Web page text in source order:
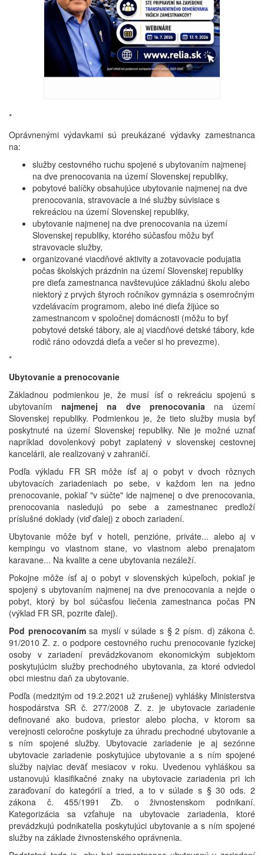
*
Oprávnenými výdavkami sú preukázané výdavky zamestnanca
na:
služby cestovného ruchu spojené s ubytovaním najmenej
na dve prenocovania na území Slovenskej republiky,
pobytové balíčky obsahujúce ubytovanie najmenej na dve
prenocovania, stravovacie a iné služby súvisiace s
rekreáciou na území Slovenskej republiky,
ubytovanie najmenej na dve prenocovania na území
Slovenskej republiky, ktorého súčasťou môžu byť
stravovacie služby,
organizované viacdňové aktivity a zotavovacie podujatia
počas školských prázdnin na území Slovenskej republiky
pre dieťa zamestnanca navštevujúce základnú školu alebo
niektorý z prvých štyroch ročníkov gymnázia s osemročným
vzdelávacím programom, alebo iné dieťa žijúce so
zamestnancom v spoločnej domácnosti (môžu to byť
pobytové detské tábory, ale aj viacdňové detské tábory, kde
rodič ráno odovzdá dieťa a večer si ho prevezme).
*
Ubytovanie a prenocovanie
Základnou podmienkou je, že musí ísť o rekreáciu spojenú s
ubytovanímnajmenej na dve prenocovaniana území
Slovenskej republiky. Podmienkou je, že tieto služby musia byť
poskytnuté na území Slovenskej republiky. Nie je možné uznať
napríklad dovolenkový pobyt zaplatený v slovenskej cestovnej
kancelárii, ale realizovaný v zahraničí.
Podľa výkladu FR SR môže ísť aj o pobyt v dvoch rôznych
ubytovacích zariadeniach po sebe, v každom len na jedno
prenocovanie, pokiaľ "v súčte" ide najmenej o dve prenocovania,
prenocovania nasledujú po sebe a zamestnanec predloží
príslušné doklady (viď ďalej) z oboch zariadení.
Ubytovanie môže byť v hoteli, penzióne, priváte... alebo aj v
kempingu vo vlastnom stane, vo vlastnom alebo prenajatom
karavane... Na kvalite a cene ubytovania nezáleží.
Pokojne môže ísť aj o pobyt v slovenských kúpeľoch, pokiaľ je
spojený s ubytovaním najmenej na dve prenocovania a nejde o
pobyt, ktorý by bol súčasťou liečenia zamestnanca počas PN
(výklad FR SR, pozrite ďalej).
Pod prenocovanímsa myslí v súlade s § 2 písm. d) zákona č.
91/2010 Z. z. o podpore cestovného ruchu prenocovanie fyzickej
osoby v zariadení prevádzkovanom ekonomickým subjektom
poskytujúcim služby prechodného ubytovania, za ktoré odviedol
obci miestnu daň za ubytovanie.
Podľa (medzitým od 19.2.2021 už zrušenej) vyhlášky Ministerstva
hospodárstva SR č. 277/2008 Z. z. je ubytovacie zariadenie
definované ako budova, priestor alebo plocha, v ktorom sa
verejnosti celoročne poskytuje za úhradu prechodné ubytovanie a
s ním spojené služby. Ubytovacie zariadenie je aj sezónne
ubytovacie zariadenie poskytujúce ubytovanie a s ním spojené
služby najviac deväť mesiacov v roku. Uvedenou vyhláškou sa
ustanovujú klasifikačné znaky na ubytovacie zariadenia pri ich
zaraďovaní do kategórií a tried, a to v súlade s § 30 ods. 2
zákona č. 455/1991 Zb. o živnostenskom podnikaní.
Kategorizácia sa vzťahuje na ubytovacie zariadenia, ktoré
prevádzkujú podnikatelia poskytujúci ubytovanie a s ním spojené
služby na základe živnostenského oprávnenia.